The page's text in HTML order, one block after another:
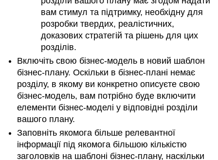
Налаштування
Офіс
Взаємодія
клієнтами
Виробництво/
Операції
Навчання
Наймання
Акції
Нерухомість
Ремонтні
роботи
вам стимул та підтримку, необхідну для
розробки твердих, реалістичних,
доказових стратегій та рішень для цих
розділів.
Включіть свою бізнес-модель в новий шаблон
бізнес-плану. Оскільки в бізнес-плані немає
розділу, в якому ви конкретно описуєте свою
бізнес-модель, вам потрібно буде включити
елементи бізнес-моделі у відповідні розділи
вашого плану.
Заповніть якомога більше релевантної
інформації під якомога більшою кількістю
заголовків на шаблоні бізнес-плану, наскільки